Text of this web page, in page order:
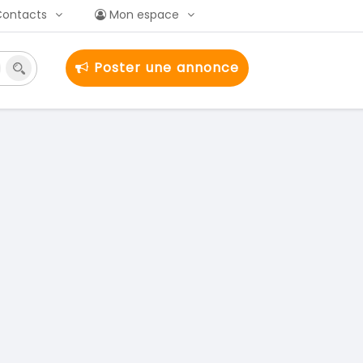
Mon espace
Poster une annonce